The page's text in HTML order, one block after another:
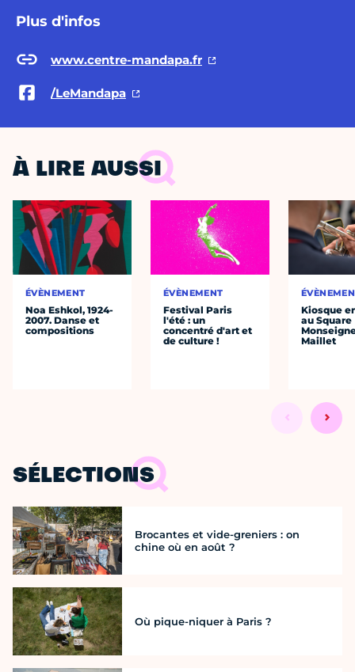
Plus d'infos
www.centre-mandapa.fr
/LeMandapa
À LIRE AUSSI
ÉVÈNEMENT
Noa Eshkol, 1924-
2007. Danse et
compositions
ÉVÈNEMENT
Festival Paris
l'été : un
concentré d'art et
de culture !
Kiosque
au Square
Maillet
SÉLECTIONS
Brocantes et vide-greniers : on
chine où en août ?
Où pique-niquer à Paris ?